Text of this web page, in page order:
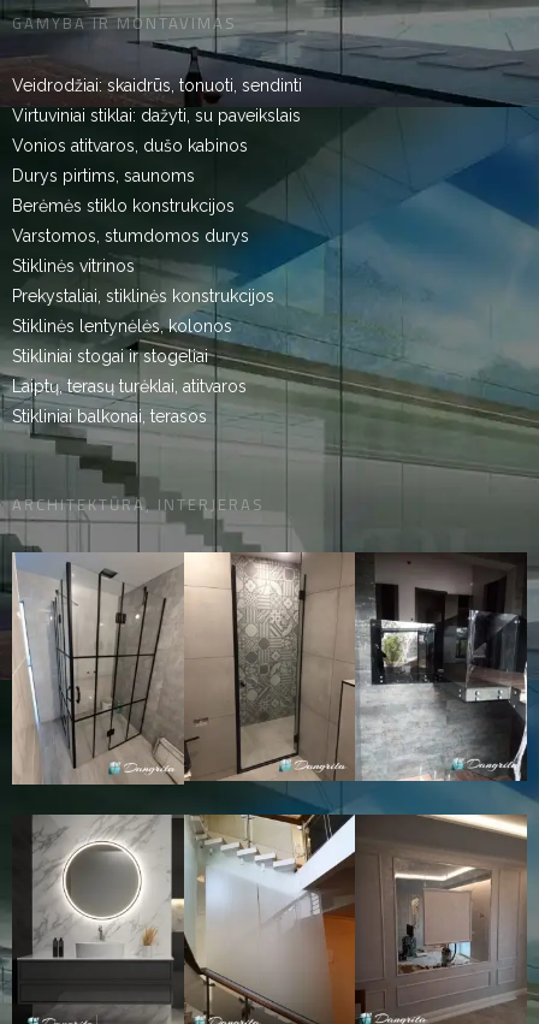
GAMYBA IR MONTAVIMAS
Veidrodžiai: skaidrūs, tonuoti, sendinti
Virtuviniai stiklai: dažyti, su paveikslais
Vonios atitvaros, dušo kabinos
Durys pirtims, saunoms
Berėmės stiklo konstrukcijos
Varstomos, stumdomos durys
Stiklinės vitrinos
Prekystaliai, stiklinės konstrukcijos
Stiklinės lentynėlės, kolonos
Stikliniai stogai ir stogeliai
Laiptų, terasų turėklai, atitvaros
Stikliniai balkonai, terasos
ARCHITEKTŪRA, INTERJERAS